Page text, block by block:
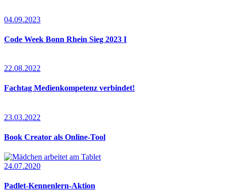
04.09.2023
Code Week Bonn Rhein Sieg 2023 I
22.08.2022
Fachtag Medienkompetenz verbindet!
23.03.2022
Book Creator als Online-Tool
24.07.2020
Padlet-Kennenlern-Aktion